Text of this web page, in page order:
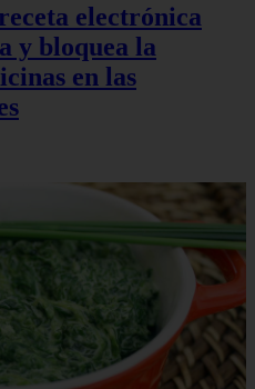
electrónica
y bloquea la
en las